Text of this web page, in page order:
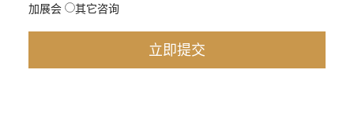
加展会
其它咨询